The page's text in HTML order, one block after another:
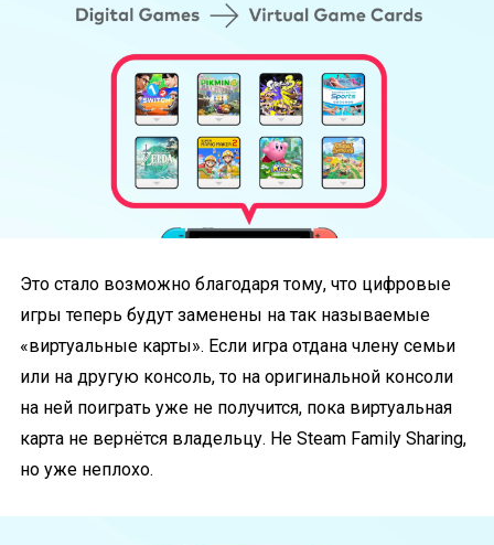
Это стало возможно благодаря тому, что цифровые
игры теперь будут заменены на так называемые
«виртуальные карты». Если игра отдана члену семьи
или на другую консоль, то на оригинальной консоли
на ней поиграть уже не получится, пока виртуальная
карта не вернётся владельцу. Не Steam Family Sharing,
но уже неплохо.